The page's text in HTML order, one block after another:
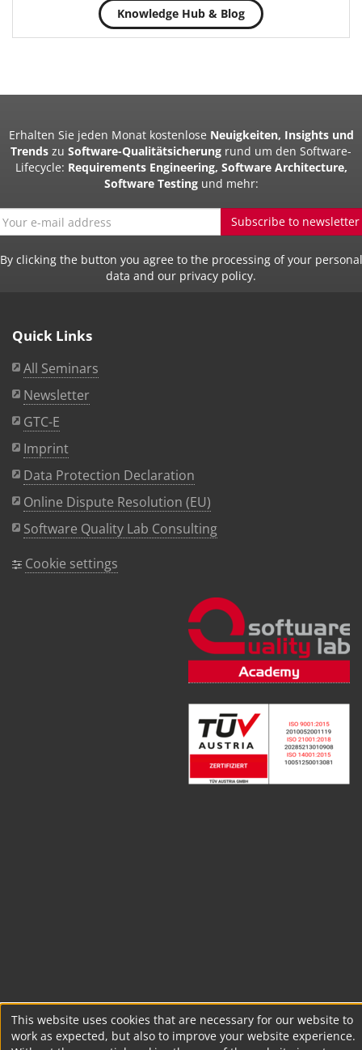
Knowledge Hub & Blog
Erhalten Sie jeden Monat kostenlose Neuigkeiten, Insights und
Trends zu Software-Qualitätsicherung rund um den Software-
Lifecycle: Requirements Engineering, Software Architecture,
Software Testingund mehr:
Subscribe to newsletter
By clicking the button you agree to the processing of your personal
data and our privacy policy.
Quick Links
All Seminars
Newsletter
GTC-E
Imprint
Data Protection Declaration
Online Dispute Resolution (EU)
Software Quality Lab Consulting
Cookie settings
This website uses cookies that are necessary for our website to
work as expected, but also to improve your website experience.